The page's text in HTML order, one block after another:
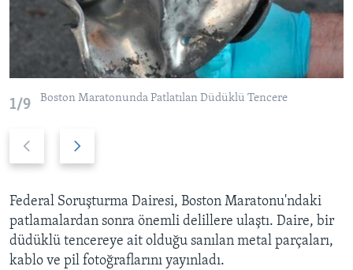
HAYATTAN
SANAT
BIZI TAKIP EDIN
1/9 Boston Maratonunda Patlatılan Düdüklü Tencere
Previous
Next
Federal Soruşturma Dairesi, Boston Maratonu'ndaki
patlamalardan sonra önemli delillere ulaştı. Daire, bir
düdüklü tencereye ait olduğu sanılan metal parçaları,
kablo ve pil fotoğraflarını yayınladı.